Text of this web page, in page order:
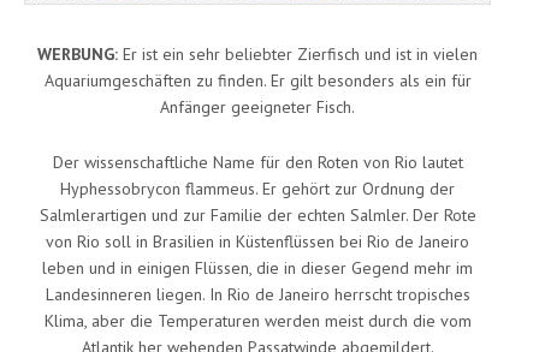
WERBUNG: Er ist ein sehr beliebter Zierfisch und ist in vielen
Aquariumgeschäften zu finden. Er gilt besonders als ein für
Anfänger geeigneter Fisch.
Der wissenschaftliche Name für den Roten von Rio lautet
Hyphessobrycon flammeus. Er gehört zur Ordnung der
Salmlerartigen und zur Familie der echten Salmler. Der Rote
von Rio soll in Brasilien in Küstenflüssen bei Rio de Janeiro
leben und in einigen Flüssen, die in dieser Gegend mehr im
Landesinneren liegen. In Rio de Janeiro herrscht tropisches
Klima, aber die Temperaturen werden meist durch die vom
Atlantik her wehenden Passatwinde abgemildert.